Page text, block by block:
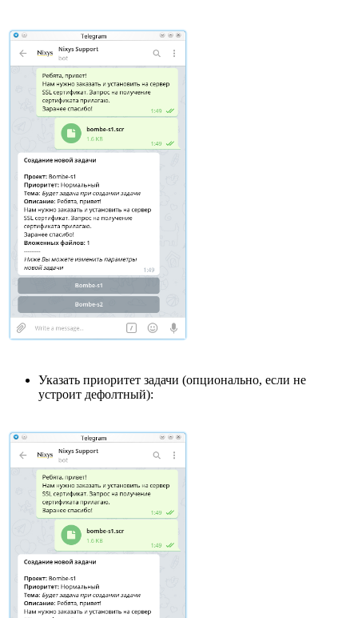
Указать приоритет задачи (опционально, если не
устроит дефолтный):